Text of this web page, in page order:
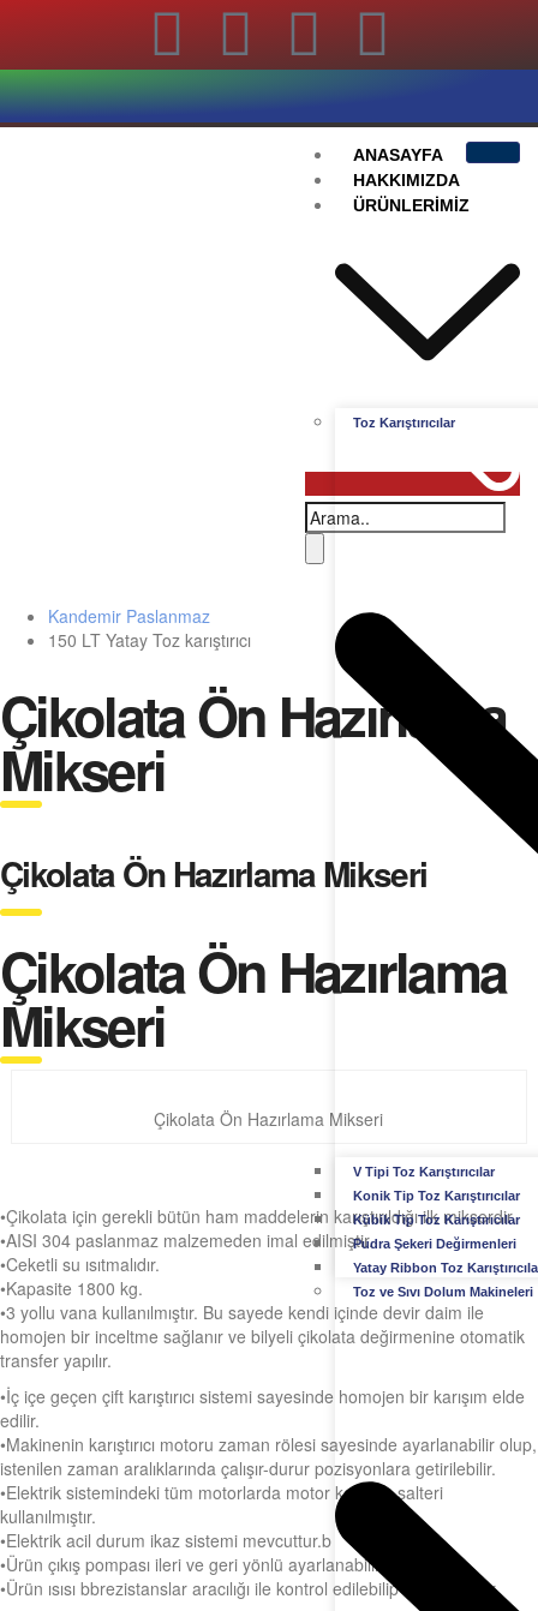
ANASAYFA
HAKKIMIZDA
ÜRÜNLERIMIZ
Toz Karıştırıcılar
V Tipi Toz Karıştırıcılar
Konik Tip Toz Karıştırıcılar
Kübik Tip Toz Karıştırıcılar
Pudra Şekeri Değirmenleri
Yatay Ribbon Toz
Toz ve Sıvı Dolum Makineleri
Kandemir Paslanmaz
150 LT Yatay Toz karıştırıcı
Çikolata Ön Hazırlama
Mikseri
Çikolata Ön Hazırlama Mikseri
Çikolata Ön Hazırlama
Mikseri
Çikolata Ön Hazırlama Mikseri
•Çikolata için gerekli bütün ham maddelerin karıştırıldığı ilk mikserdir.
•AISI 304 paslanmaz malzemeden imal edilmiştir.
•Ceketli su ısıtmalıdır.
•Kapasite 1800 kg.
•3 yollu vana kullanılmıştır. Bu sayede kendi içinde devir daim ile
homojen bir inceltme sağlanır ve bilyeli çikolata değirmenine otomatik
transfer yapılır.
•İç içe geçen çift karıştırıcı sistemi sayesinde homojen bir karışım elde
edilir.
•Makinenin karıştırıcı motoru zaman rölesi sayesinde ayarlanabilir olup,
istenilen zaman aralıklarında çalışır-durur pozisyonlara getirilebilir.
•Elektrik sistemindeki tüm motorlarda motor koruma şalteri
kullanılmıştır.
•Elektrik acil durum ikaz sistemi mevcuttur.b
•Ürün çıkış pompası ileri ve geri yönlü ayarlanabilir.
•Ürün ısısı bbrezistanslar aracılığı ile kontrol edilebilip ayarlanabilir.